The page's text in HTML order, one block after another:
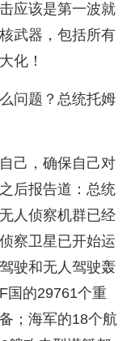
应该是第一波就
武器，包括所有
化！
问题？总统托姆
己，确保自己对
后报告道：总统
人侦察机群已经
察卫星已开始运
驶和无人驾驶轰
国的29761个重
；海军的18个航